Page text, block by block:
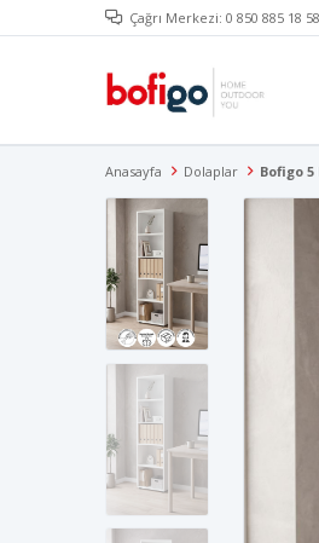
Çağrı Merkezi: 0 850 885 18 58
Anasayfa Dolaplar Bofigo